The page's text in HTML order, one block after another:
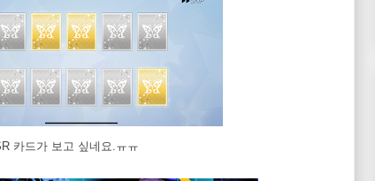
카드가 보고 싶네요.ㅠㅠ